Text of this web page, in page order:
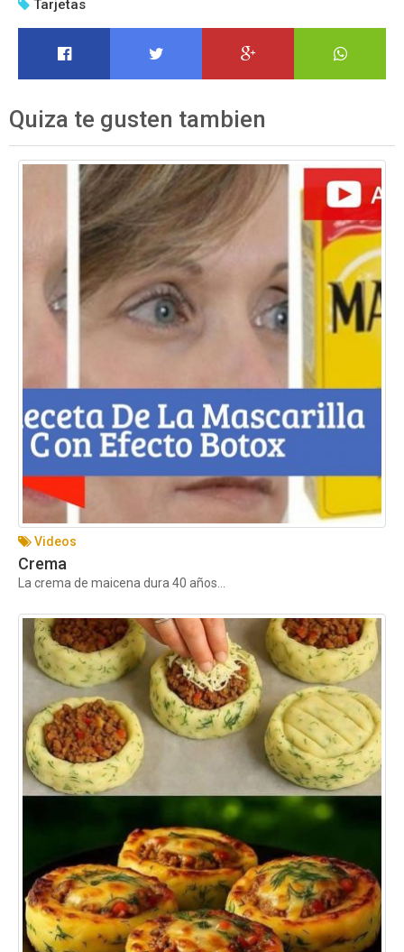
Tarjetas
Quiza te gusten tambien
Videos
Crema
La crema de maicena dura 40 años...